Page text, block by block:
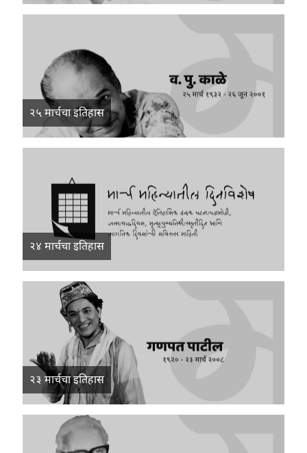
२५ मार्चचा इतिहास
२४ मार्चचा इतिहास
२३ मार्चचा इतिहास